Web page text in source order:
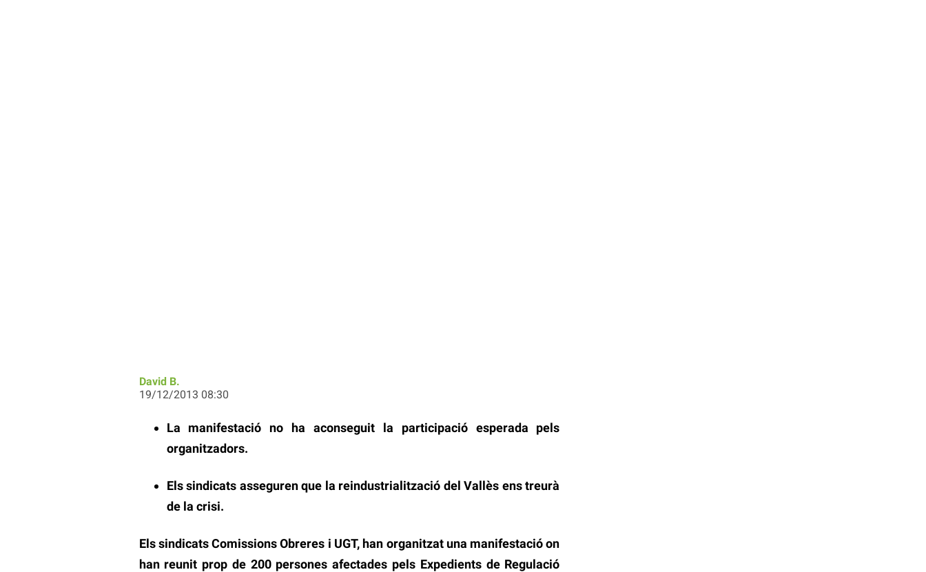
David B.
19/12/2013 08:30
La manifestació no ha aconseguit la participació esperada pels
organitzadors.
Els sindicats asseguren que la reindustrialització del Vallès ens treurà
de la crisi.
Els sindicats Comissions Obreres i UGT, han organitzat una manifestació on
han reunit prop de 200 persones afectades pels Expedients de Regulació